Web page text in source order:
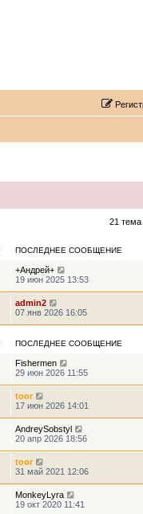
21 тема
ПОСЛЕДНЕЕ СООБЩЕНИЕ
+Андрей+
19 июн 2025 13:53
admin2
07 янв 2026 16:05
ПОСЛЕДНЕЕ СООБЩЕНИЕ
Fishermen
29 июн 2026 11:55
toor
17 июн 2026 14:01
AndreySobstyl
20 апр 2026 18:56
toor
31 май 2021 12:06
MonkeyLyra
19 окт 2020 11:41